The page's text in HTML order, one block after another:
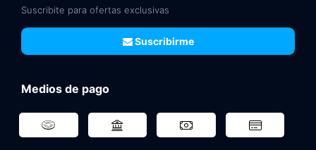
Suscribite para ofertas exclusivas
Suscribirme
Medios de pago